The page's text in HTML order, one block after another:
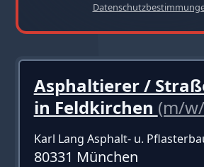
Asphaltierer /
in Feldkirchen (m/
Karl Lang Asphalt- u.
80331 München